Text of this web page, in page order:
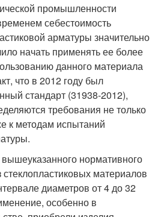
промышленности
себестоимость
арматуры значительно
начать применять ее более
данного материала
что в 2012 году был
стандарт (31938-2012),
требования не только
к методам испытаний
нормативного
материалов
диаметров от 4 до 32
особенно в